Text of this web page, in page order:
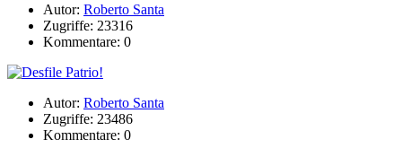
Autor: Roberto Santa
Zugriffe: 23316
Kommentare: 0
Autor: Roberto Santa
Zugriffe: 23486
Kommentare: 0